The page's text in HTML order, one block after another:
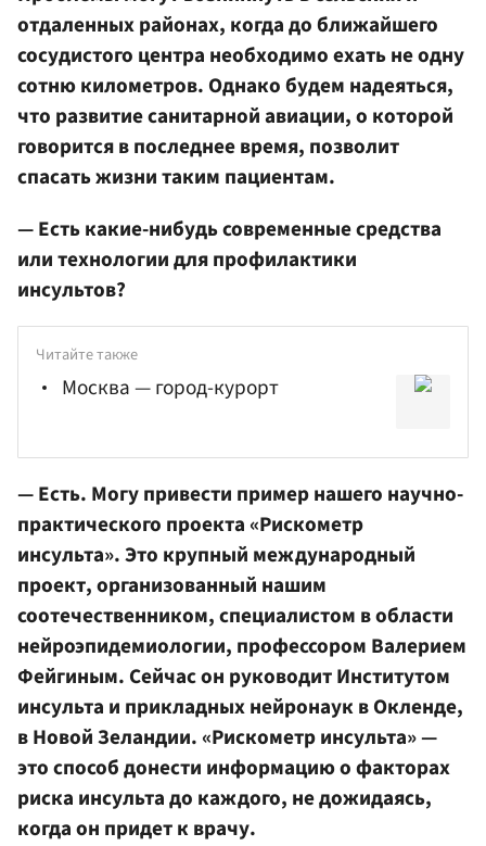
отдаленных районах, когда до ближайшего
сосудистого центра необходимо ехать не одну
сотню километров. Однако будем надеяться,
что развитие санитарной авиации, о которой
говорится в последнее время, позволит
спасать жизни таким пациентам.
— Есть какие-нибудь современные средства
или технологии для профилактики
инсультов?
Читайте также
Москва — город-курорт
— Есть. Могу привести пример нашего научно-
практического проекта «Рискометр
инсульта». Это крупный международный
проект, организованный нашим
соотечественником, специалистом в области
нейроэпидемиологии, профессором Валерием
Фейгиным. Сейчас он руководит Институтом
инсульта и прикладных нейронаук в Окленде,
в Новой Зеландии. «Рискометр инсульта» —
это способ донести информацию о факторах
риска инсульта до каждого, не дожидаясь,
когда он придет к врачу.